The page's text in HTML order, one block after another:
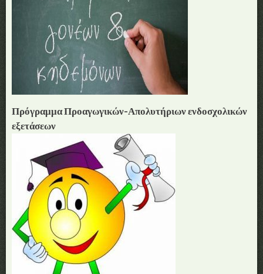
Πρόγραμμα Προαγωγικών-Απολυτήριων ενδοσχολικών
εξετάσεων